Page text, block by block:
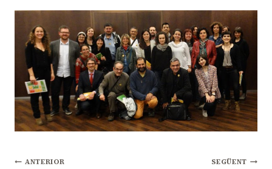
ANTERIOR SEGÜENT